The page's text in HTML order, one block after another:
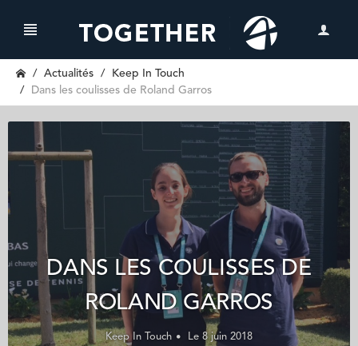
Actualités
Keep In Touch
Dans les coulisses de Roland Garros
DANS LES COULISSES DE
ROLAND GARROS
Keep In Touch Le 8 juin 2018